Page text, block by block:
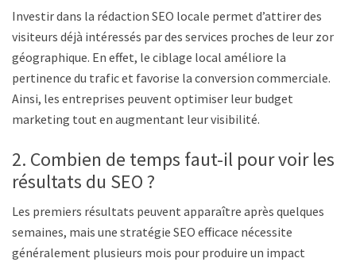
Investir dans la rédaction SEO locale permet d’attirer des
visiteurs déjà intéressés par des services proches de leur zone
géographique. En effet, le ciblage local améliore la
pertinence du trafic et favorise la conversion commerciale.
Ainsi, les entreprises peuvent optimiser leur budget
marketing tout en augmentant leur visibilité.
2. Combien de temps faut-il pour voir les
résultats du SEO ?
Les premiers résultats peuvent apparaître après quelques
semaines, mais une stratégie SEO efficace nécessite
généralement plusieurs mois pour produire un impact